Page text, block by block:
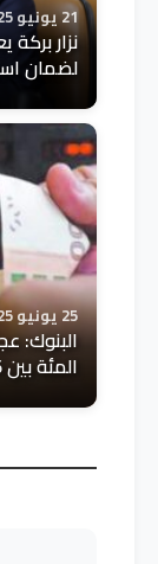
21 يونيو 2025
نزار
لضمان
25 يونيو 2025
المئة بين 16و 22 أكتوبر